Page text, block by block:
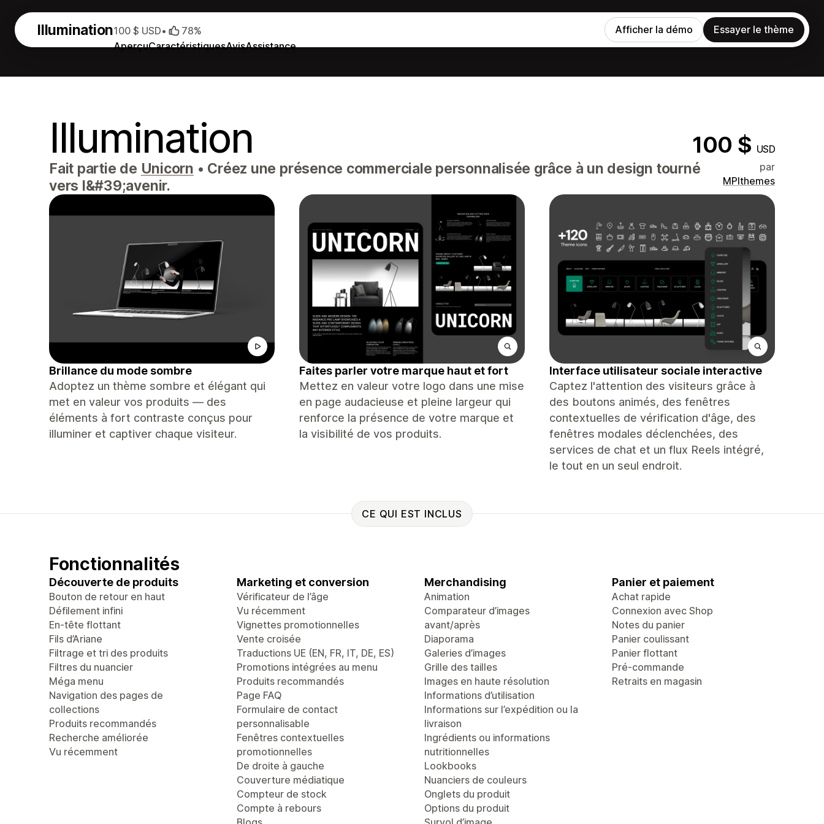
Illumination
AperçuCaractéristiquesAvisAssistance
100 $ USD• 78% Afficher la démo Essayer le thème
Illumination 100 $ USD
Fait partie de Unicorn • Créez une présence commerciale personnalisée grâce à un design tourné
vers l&#39;avenir.
par
MPIthemes
Brillance du mode sombre
Adoptez un thème sombre et élégant qui
met en valeur vos produits — des
éléments à fort contraste conçus pour
illuminer et captiver chaque visiteur.
Faites parler votre marque haut et fort
Mettez en valeur votre logo dans une mise
en page audacieuse et pleine largeur qui
renforce la présence de votre marque et
la visibilité de vos produits.
Interface utilisateur sociale interactive
Captez l'attention des visiteurs grâce à
des boutons animés, des fenêtres
contextuelles de vérification d'âge, des
fenêtres modales déclenchées, des
services de chat et un flux Reels intégré,
le tout en un seul endroit.
CE QUI EST INCLUS
Fonctionnalités
Découverte de produits
Bouton de retour en haut
Défilement infini
En-tête flottant
Fils d’Ariane
Filtrage et tri des produits
Filtres du nuancier
Méga menu
Navigation des pages de
collections
Produits recommandés
Recherche améliorée
Vu récemment
Marketing et conversion
Vérificateur de l’âge
Vu récemment
Vignettes promotionnelles
Vente croisée
Traductions UE (EN, FR, IT, DE, ES)
Promotions intégrées au menu
Produits recommandés
Page FAQ
Formulaire de contact
personnalisable
Fenêtres contextuelles
promotionnelles
De droite à gauche
Couverture médiatique
Compteur de stock
Compte à rebours
Merchandising
Animation
Comparateur d’images
avant/après
Diaporama
Galeries d’images
Grille des tailles
Images en haute résolution
Informations d’utilisation
Informations sur l’expédition ou la
livraison
Ingrédients ou informations
nutritionnelles
Lookbooks
Nuanciers de couleurs
Onglets du produit
Options du produit
Panier et paiement
Achat rapide
Connexion avec Shop
Notes du panier
Panier coulissant
Panier flottant
Pré-commande
Retraits en magasin